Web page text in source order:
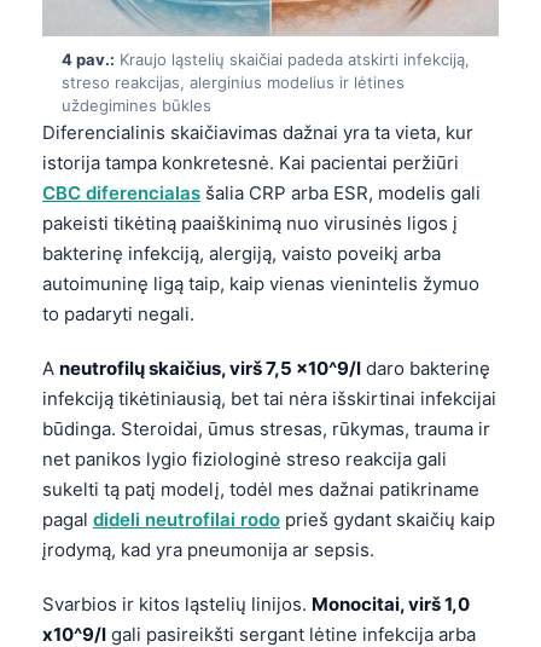
4 pav.: Kraujo ląstelių skaičiai padeda atskirti infekciją,
streso reakcijas, alerginius modelius ir lėtines
uždegimines būkles
Diferencialinis skaičiavimas dažnai yra ta vieta, kur
istorija tampa konkretesnė. Kai pacientai peržiūri
CBC diferencialas šalia CRP arba ESR, modelis gali
pakeisti tikėtiną paaiškinimą nuo virusinės ligos į
bakterinę infekciją, alergiją, vaisto poveikį arba
autoimuninę ligą taip, kaip vienas vienintelis žymuo
to padaryti negali.
A neutrofilų skaičius, virš 7,5 x10^9/l daro bakterinę
infekciją tikėtiniausią, bet tai nėra išskirtinai infekcijai
būdinga. Steroidai, ūmus stresas, rūkymas, trauma ir
net panikos lygio fiziologinė streso reakcija gali
sukelti tą patį modelį, todėl mes dažnai patikriname
pagal dideli neutrofilai rodo prieš gydant skaičių kaip
įrodymą, kad yra pneumonija ar sepsis.
Svarbios ir kitos ląstelių linijos. Monocitai, virš 1,0
x10^9/l gali pasireikšti sergant lėtine infekcija arba